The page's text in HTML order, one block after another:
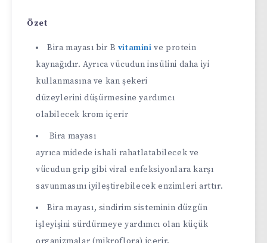
Özet
Bira mayası bir B vitamini ve protein
kaynağıdır. Ayrıca vücudun insülini daha iyi
kullanmasına ve kan şekeri
düzeylerini düşürmesine yardımcı
olabilecek krom içerir
Bira mayası
ayrıca midede ishali rahatlatabilecek ve
vücudun grip gibi viral enfeksiyonlara karşı
savunmasını iyileştirebilecek enzimleri arttır.
Bira mayası, sindirim sisteminin düzgün
işleyişini sürdürmeye yardımcı olan küçük